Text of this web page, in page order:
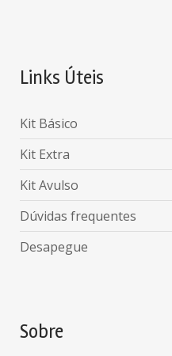
Links Úteis
Kit Básico
Kit Extra
Kit Avulso
Dúvidas frequentes
Desapegue
Sobre